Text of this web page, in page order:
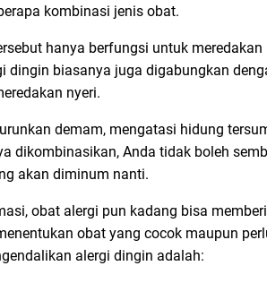
kombinasi jenis obat.
hanya berfungsi untuk
dingin biasanya juga digabungkan
nyeri.
demam, mengatasi hidung
dikombinasikan, Anda tidak boleh
akan diminum nanti.
obat alergi pun kadang bisa
obat yang cocok maupun
alergi dingin adalah: